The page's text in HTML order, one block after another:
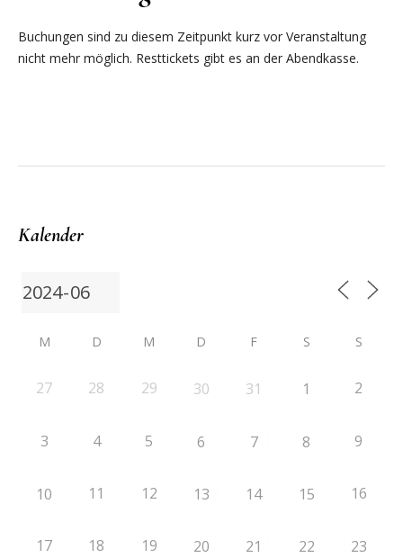
Buchungen sind zu diesem Zeitpunkt kurz vor Veranstaltung
nicht mehr möglich. Resttickets gibt es an der Abendkasse.
Kalender
M D M D F S S
27 28 29 30 31 1 2
3 4 5 6 7 8 9
10 11 12 13 14 15 16
17 18 19 20 21 22 23